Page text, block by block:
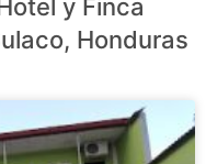
y Finca
Honduras